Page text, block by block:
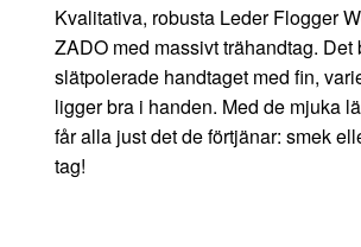
Kvalitativa, robusta Leder Flogger
ZADO med massivt trähandtag. Det
slätpolerade handtaget med fin,
ligger bra i handen. Med de mjuka
får alla just det de förtjänar: smek
tag!